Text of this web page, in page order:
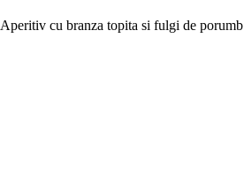
Aperitiv cu branza topita si fulgi de porumb